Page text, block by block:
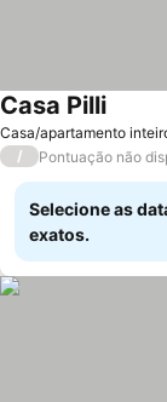
Casa/apartamento
Casa Pilli
/ Pontuação não
Selecione as
exatos.